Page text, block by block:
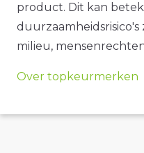
product. Dit kan
milieu,
Over topkeurmerken